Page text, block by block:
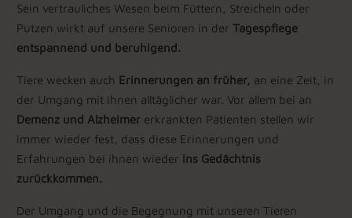
Sein vertrauliches Wesen beim Füttern, Streicheln oder
Putzen wirkt auf unsere Senioren in der Tagespflege
entspannend und beruhigend.
Tiere wecken auch Erinnerungen an früher, an eine Zeit, in
der Umgang mit ihnen alltäglicher war. Vor allem bei an
Demenz und Alzheimererkrankten Patienten stellen wir
immer wieder fest, dass diese Erinnerungen und
Erfahrungen bei ihnen wieder ins Gedächtnis
zurückkommen.
Der Umgang und die Begegnung mit unseren Tieren